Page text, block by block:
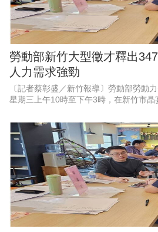
勞動部新竹大型徵才釋出
人力需求強勁
〔記者蔡彰盛／新竹報導〕勞動部勞動
星期三上午10時至下午3時，在新竹市晶
科技業廠商高達37